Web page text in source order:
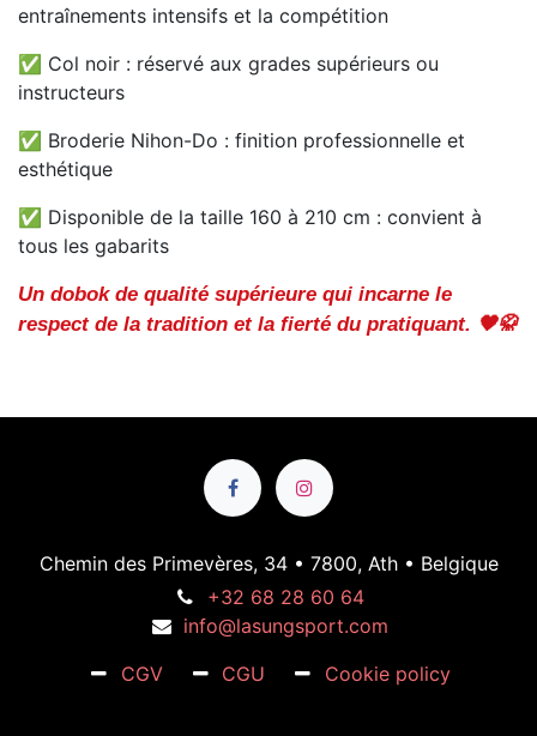
entraînements intensifs et la compétition
✅ Col noir : réservé aux grades supérieurs ou
instructeurs
✅ Broderie Nihon-Do : finition professionnelle et
esthétique
✅ Disponible de la taille 160 à 210 cm : convient à
tous les gabarits
Un dobok de qualité supérieure qui incarne le
respect de la tradition et la fierté du pratiquant. 🖤🥋
Chemin des Primevères, 34 • 7800, Ath • Belgique
+32 68 28 60 64
info@lasungsport.com
CGV
CGU Cookie policy